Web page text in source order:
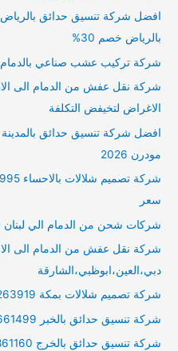
بالرياض خصم 30%
شركة تركيب عشب صناعي بالدمام 0573661499
الاغراض لتخيفض التكلفة
مودرن 2026
سعر
شركات شحن من الدمام الي لبنان 0561162260
دبي،العين،ابوظبي،الشارقة
شركة تصميم شلالات بمكة 0538263919 شلالات مودرن 2026
شركة تنسيق حدائق بالخبر 0573661499
شركة تنسيق حدائق بالخرج 0536861160 تصميم حدائق بالخرج